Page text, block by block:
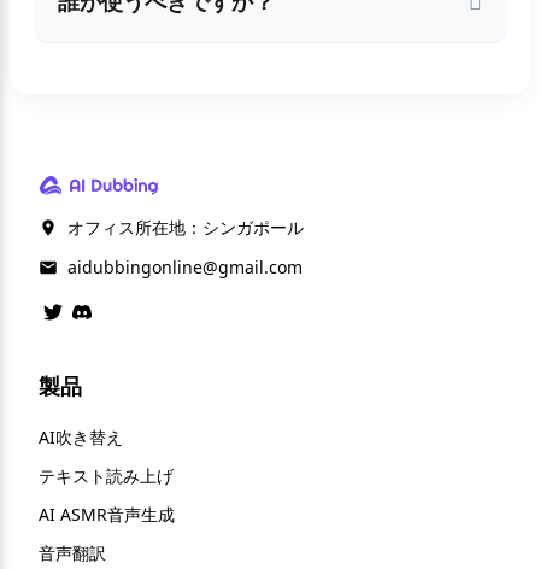
オフィス所在地：シンガポール
aidubbingonline@gmail.com
製品
AI吹き替え
テキスト読み上げ
AI ASMR音声生成
音声翻訳